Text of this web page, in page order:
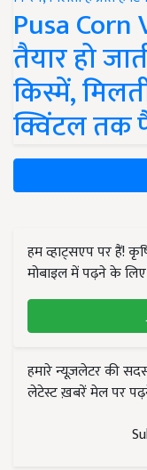
Pusa
तैयार हो
किस्में,
क्विंटल तक
हम व्हाट्सएप पर हैं!
मोबाइल में पढ़ने के
हमारे न्यूज़लेटर की
लेटेस्ट ख़बरें मेल पर